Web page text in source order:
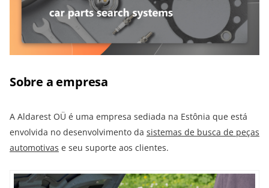
Sobre a empresa
A Aldarest OÜ é uma empresa sediada na Estônia que está
envolvida no desenvolvimento da sistemas de busca de peças
automotivas e seu suporte aos clientes.